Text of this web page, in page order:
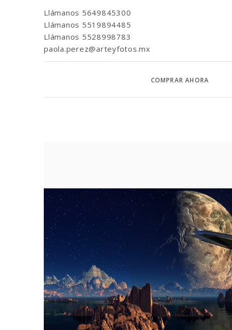
Llámanos 5649845300
Llámanos 5519894485
Llámanos 5528998783
paola.perez@arteyfotos.mx
COMPRAR AHORA